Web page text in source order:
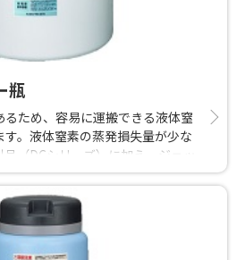
瓶
ため、容易に運搬できる液体窒
。液体窒素の蒸発損失量が少な
（DCシリーズ）に加え、ジェッ
リーズ）やサーモス社製（サー
ュワー瓶も取扱っております。医
分野においても幅広く導入されて